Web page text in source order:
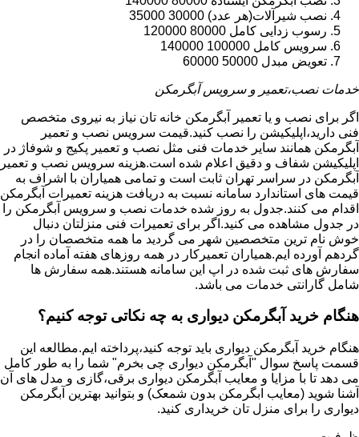
نصب شیرآلات(هر عدد) 30000 35000
رسوب زدایی کامل 80000 120000
سرویس کامل 100000 140000
تعویض مبدل 50000 60000
خدمات نصب،تعمیر و سرویس آبگرمکن
اگر برای نصب و یا تعمیر آبگرمکن خانه تان نیاز به نیروی متخصص
فنی دارید،اپلیکیشن را نصب کنید.قیمت سرویس نصب و تعمیر
آبگرمکن همانند سایر خدمات فنی مثل نصب و تعمیر پکیج و شوفاژ در
اپلیکیشن شفاف و دقیق اعلام شده است.هزینه سرویس نصب و تعمیر
آبگرمکن در سراسر تهران ثابت است و تمامی همیاران با اشراف به
قیمت های استاندارد سامانه نسبت به دریافت هزینه تعمیرات آبگرمکن
اقدام می کنند.جدول به روز شده خدمات نصب و سرویس آبگرمکن را
در جدول مشاهده می کنید.اگر برای تعمیرات فنی منزلتان دنبال
خوش نام ترین متخصصین شهر می گردید ما همه متخصصان را در
گردهم آورده ایم.همیاران تعمیرکار در همه روزهای هفته آماده انجام
سفارش های ثبت شده در اپ این سامانه هستند.همه سفارش ها
شامل گارانتی خدمات می باشد.
هنگام خرید آبگرمکن دیواری به چه نکاتی توجه کنیم؟
هنگام خرید آبگرمکن دیواری باید توجه کنید،پرداخته ایم.مطالعه این
قسمت پاسخ سوال "آبگرمکن دیواری چی بخرم" شما را به طور کامل
می دهد تا با مزایا و معایب آبگرمکن دیواری برقی،گازی و مدل های آن
آشنا شوید (معایب ابگرمکن بدون شمعک) و بتوانید بهترین آبگرمکن
دیواری را برای منزل تان خریداری کنید.